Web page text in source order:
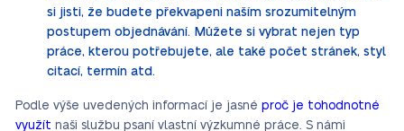
si jisti, že budete překvapeni naším srozumitelným
postupem objednávání. Můžete si vybrat nejen typ
práce, kterou potřebujete, ale také počet stránek, styl
citací, termín atd.
Podle výše uvedených informací je jasné proč je tohodnotné
využít naši službu psaní vlastní výzkumné práce. S námi